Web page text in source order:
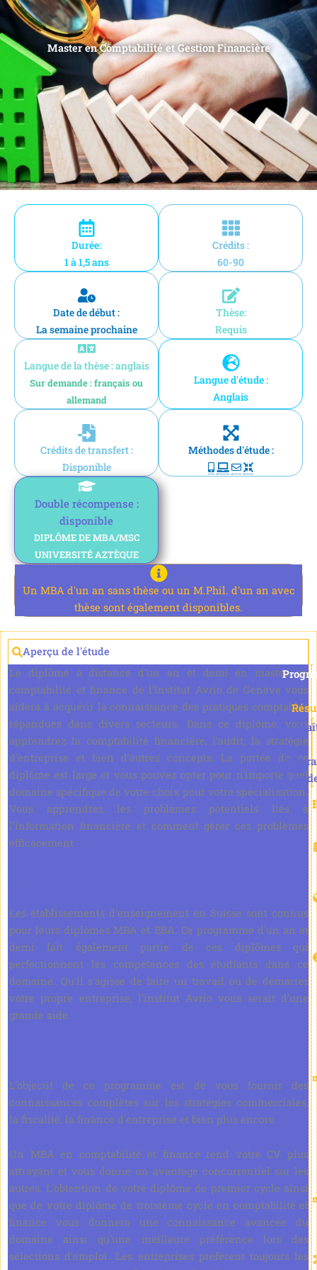
Master en Comptabilité et Gestion Financière
Durée:
1 à 1,5 ans
Crédits :
60-90
Date de début :
La semaine prochaine
Thèse:
Requis
Langue de la thèse : anglais
Sur demande : français ou
allemand
Langue d'étude :
Anglais
Crédits de transfert :
Disponible
Méthodes d'étude :
Double récompense :
disponible
DIPLÔME DE MBA/MSC
UNIVERSITÉ AZTÈQUE
Un MBA d'un an sans thèse ou un M.Phil. d'un an avec
thèse sont également disponibles.
Aperçu de l'étude
Le diplôme à distance d'un an et demi en master en
comptabilité et finance de l'Institut Avrio de Genève vous
aidera à acquérir la connaissance des pratiques comptables
répandues dans divers secteurs. Dans ce diplôme, vous
apprendrez la comptabilité financière, l'audit, la stratégie
d'entreprise et bien d'autres concepts. La portée de ce
diplôme est large et vous pouvez opter pour n'importe quel
domaine spécifique de votre choix pour votre spécialisation.
Vous apprendrez les problèmes potentiels liés à
l’information financière et comment gérer ces problèmes
efficacement.
Les établissements d'enseignement en Suisse sont connus
pour leurs diplômes MBA et BBA. Ce programme d'un an et
demi fait également partie de ces diplômes qui
perfectionnent les compétences des étudiants dans ce
domaine. Qu'il s'agisse de faire un travail ou de démarrer
votre propre entreprise, l'institut Avrio vous serait d'une
grande aide.
L'objectif de ce programme est de vous fournir des
connaissances complètes sur les stratégies commerciales,
la fiscalité, la finance d'entreprise et bien plus encore.
Un MBA en comptabilité et finance rend votre CV plus
attrayant et vous donne un avantage concurrentiel sur les
autres. L'obtention de votre diplôme de premier cycle ainsi
que de votre diplôme de troisième cycle en comptabilité et
finance vous donnera une connaissance avancée du
domaine ainsi qu'une meilleure préférence lors des
sélections d'emploi. Les entreprises préfèrent toujours les